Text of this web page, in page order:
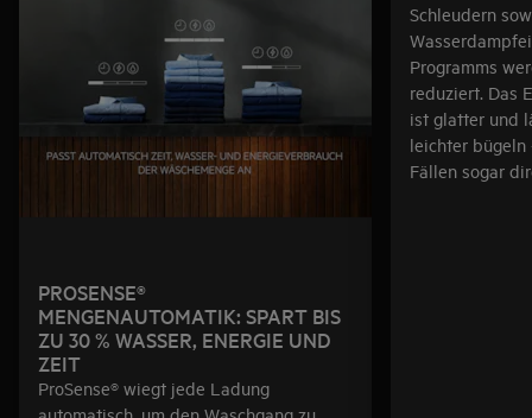
PROSENSE®
MENGENAUTOMATIK: SPART BIS
ZU 30 % WASSER, ENERGIE UND
ZEIT
ProSense® wiegt jede Ladung
Schleudern
Programms
reduziert. Das
ist glatter und
leichter
Fällen sogar